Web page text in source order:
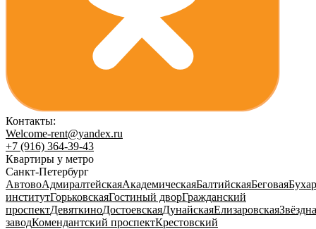
Контакты:
Welcome-rent@yandex.ru
+7 (916) 364-39-43
Квартиры у метро
Санкт-Петербург
АвтовоАдмиралтейскаяАкадемическаяБалтийскаяБеговая
институтГорьковскаяГостиный дворГражданский
проспектДевяткиноДостоевскаяДунайскаяЕлизаровская
заводКомендантский проспектКрестовский